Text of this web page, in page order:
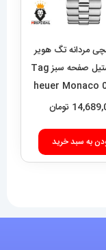
به سبد خرید
شما هستیم.
.